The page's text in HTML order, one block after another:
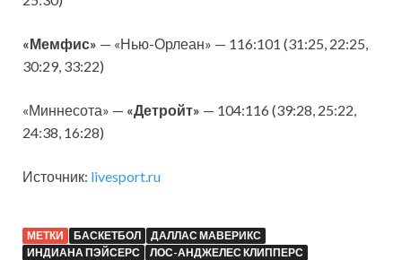
«Мемфис» — «Нью-Орлеан» — 116:101 (31:25, 22:25,
30:29, 33:22)
«Миннесота» — «Детройт» — 104:116 (39:28, 25:22,
24:38, 16:28)
Источник: livesport.ru
МЕТКИ БАСКЕТБОЛ
ДАЛЛАС МАВЕРИКС
ИНДИАНА ПЭЙСЕРС
ЛОС-АНДЖЕЛЕС КЛИППЕРС